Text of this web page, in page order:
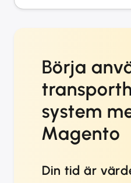
Börja
system
Magento
Din tid är